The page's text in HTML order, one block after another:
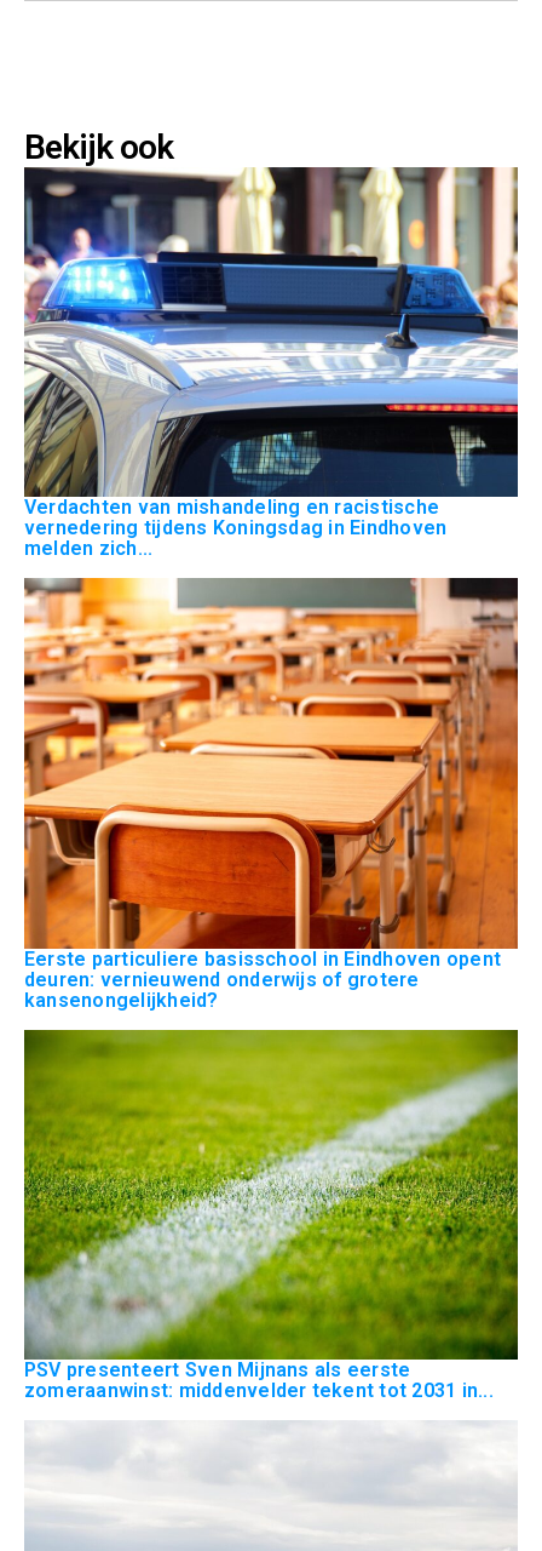
Bekijk ook
Verdachten van mishandeling en racistische
vernedering tijdens Koningsdag in Eindhoven
melden zich...
Eerste particuliere basisschool in Eindhoven opent
deuren: vernieuwend onderwijs of grotere
kansenongelijkheid?
PSV presenteert Sven Mijnans als eerste
zomeraanwinst: middenvelder tekent tot 2031 in...